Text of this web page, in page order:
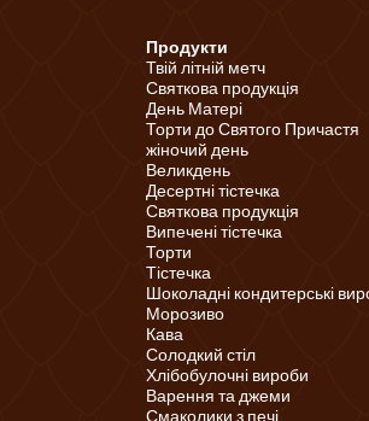
Продукти
Твій літній метч
Святкова продукція
День Матері
Торти до Святого Причастя
жіночий день
Великдень
Десертні тістечка
Святкова продукція
Випечені тістечка
Торти
Тістечка
Шоколадні кондитерські
Морозиво
Кава
Солодкий стіл
Хлібобулочні вироби
Варення та джеми
Смаколики з печі